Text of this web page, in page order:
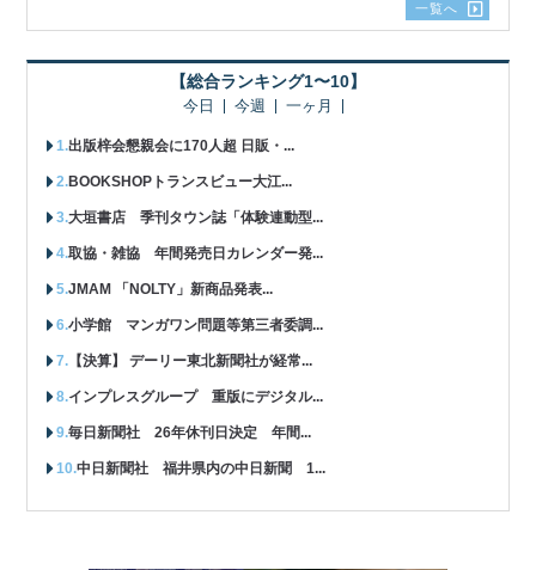
一覧へ
【総合ランキング1〜10】
今日 今週 一ヶ月
出版梓会懇親会に170人超 日販・...
BOOKSHOPトランスビュー大江...
大垣書店 季刊タウン誌「体験連動型...
取協・雑協 年間発売日カレンダー発...
JMAM 「NOLTY」新商品発表...
小学館 マンガワン問題等第三者委調...
【決算】 デーリー東北新聞社が経常...
インプレスグループ 重版にデジタル...
毎日新聞社 26年休刊日決定 年間...
中日新聞社 福井県内の中日新聞 1...